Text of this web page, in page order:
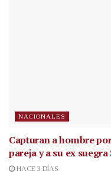
NACIONALES
Capturan a hombre
pareja y a su ex
HACE 3 DÍAS